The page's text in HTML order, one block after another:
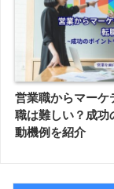
営業職からマーケ
職は難しい？成功
動機例を紹介